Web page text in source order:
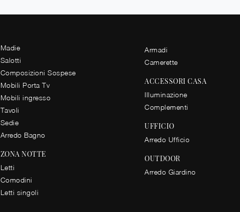
Madie
Salotti
Composizioni Sospese
Mobili Porta Tv
Mobili ingresso
Tavoli
Sedie
Arredo Bagno
ZONA NOTTE
Letti
Comodini
Letti singoli
Armadi
Camerette
ACCESSORI CASA
Illuminazione
Complementi
UFFICIO
Arredo Ufficio
OUTDOOR
Arredo Giardino